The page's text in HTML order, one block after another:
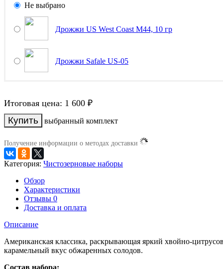
Не выбрано
Дрожжи US West Coast M44, 10 гр
Дрожжи Safale US-05
Итоговая цена: 1 600 ₽
выбранный комплект
Получение информации о методах доставки
Категория: Чистозерновые наборы
Обзор
Характеристики
Отзывы 0
Доставка и оплата
Описание
Американская классика, раскрывающая яркий хвойно-
карамельный вкус обжаренных солодов.
Состав набора: